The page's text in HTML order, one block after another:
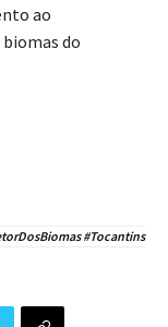
ao
do
#Tocantins